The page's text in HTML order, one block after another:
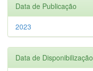
Data de Publicação
2023
Data de Disponibilização